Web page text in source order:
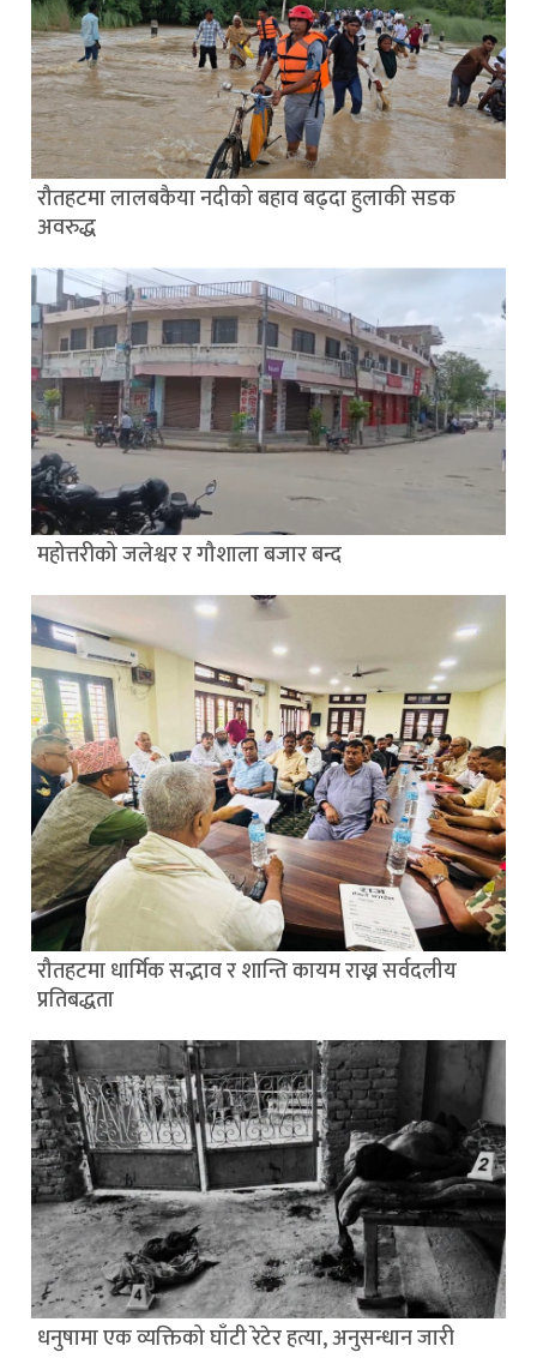
रौतहटमा लालबकैया नदीको बहाव बढ्दा हुलाकी सडक
अवरुद्ध
महोत्तरीको जलेश्वर र गौशाला बजार बन्द
रौतहटमा धार्मिक सद्भाव र शान्ति कायम राख्न सर्वदलीय
प्रतिबद्धता
धनुषामा एक व्यक्तिको घाँटी रेटेर हत्या, अनुसन्धान जारी